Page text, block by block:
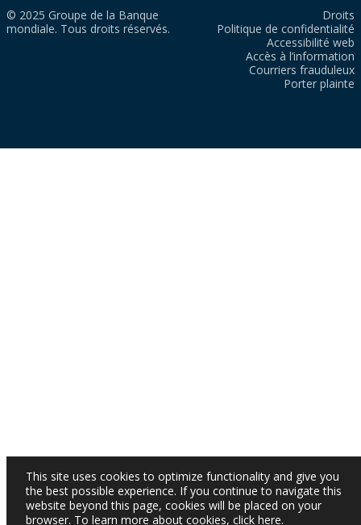
© 2025 Groupe de la Banque
mondiale. Tous droits réservés.
Droits
Politique de confidentialité
Accessibilité web
Accès à l’information
Courriers frauduleux
Porter plainte
This site uses cookies to optimize functionality and give you
the best possible experience. If you continue to navigate this
website beyond this page, cookies will be placed on your
browser. To learn more about cookies, click here.